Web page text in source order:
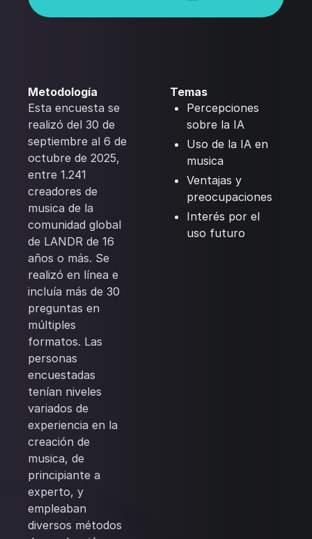
Metodología
Esta encuesta se
realizó del 30 de
septiembre al 6 de
octubre de 2025,
entre 1.241
creadores de
musica de la
comunidad global
de LANDR de 16
años o más. Se
realizó en línea e
incluía más de 30
preguntas en
múltiples
formatos. Las
personas
encuestadas
tenían niveles
variados de
experiencia en la
creación de
musica, de
principiante a
experto, y
empleaban
diversos métodos
Temas
Percepciones
sobre la IA
Uso de la IA en
musica
Ventajas y
preocupaciones
Interés por el
uso futuro